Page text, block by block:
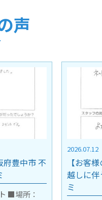
声
県宝塚市 引
取り口コ
2026.07.10
【お客
越しに伴
ミ